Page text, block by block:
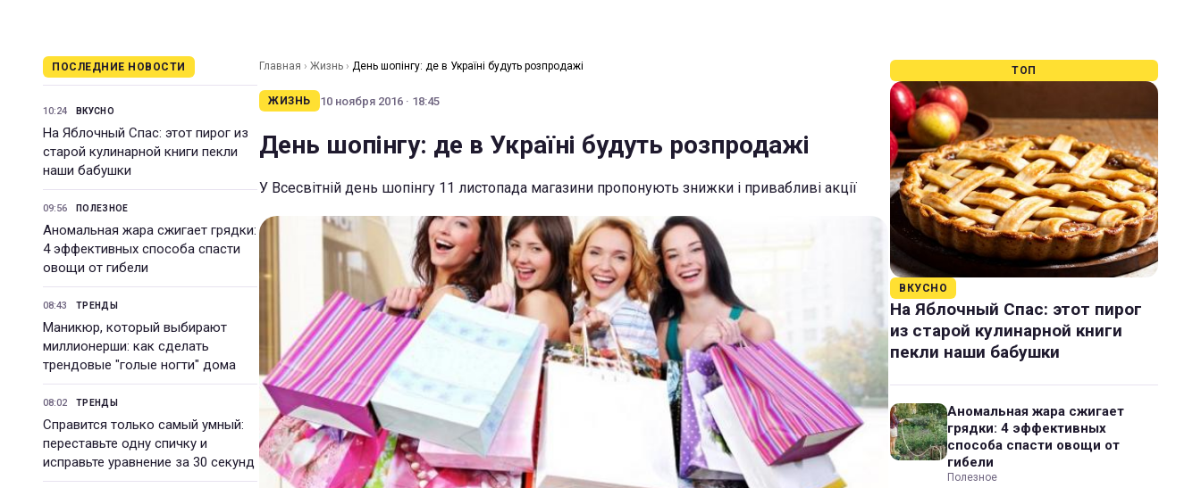
ПОСЛЕДНИЕ НОВОСТИ
10:24 ВКУСНО
На Яблочный Спас: этот пирог из
старой кулинарной книги пекли
наши бабушки
09:56 ПОЛЕЗНОЕ
Аномальная жара сжигает грядки:
4 эффективных способа спасти
овощи от гибели
08:43 ТРЕНДЫ
Маникюр, который выбирают
миллионерши: как сделать
трендовые "голые ногти" дома
08:02 ТРЕНДЫ
Справится только самый умный:
переставьте одну спичку и
исправьте уравнение за 30 секунд
Главная › Жизнь › День шопінгу: де в Україні будуть розпродажі
ЖИЗНЬ 10 ноября 2016 · 18:45
День шопінгу: де в Україні будуть розпродажі
У Всесвітній день шопінгу 11 листопада магазини пропонують знижки і привабливі акції
ТОП
ВКУСНО
На Яблочный Спас: этот пирог
из старой кулинарной книги
пекли наши бабушки
Аномальная жара сжигает
грядки: 4 эффективных
способа спасти овощи от
гибели
Полезное